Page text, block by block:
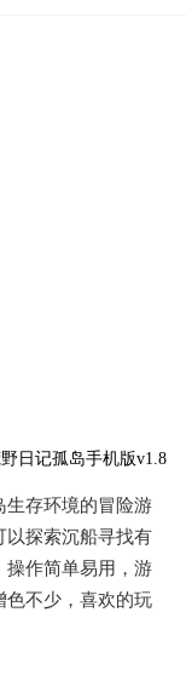
生存环境的冒险游
以探索沉船寻找有
操作简单易用，游
色不少，喜欢的玩